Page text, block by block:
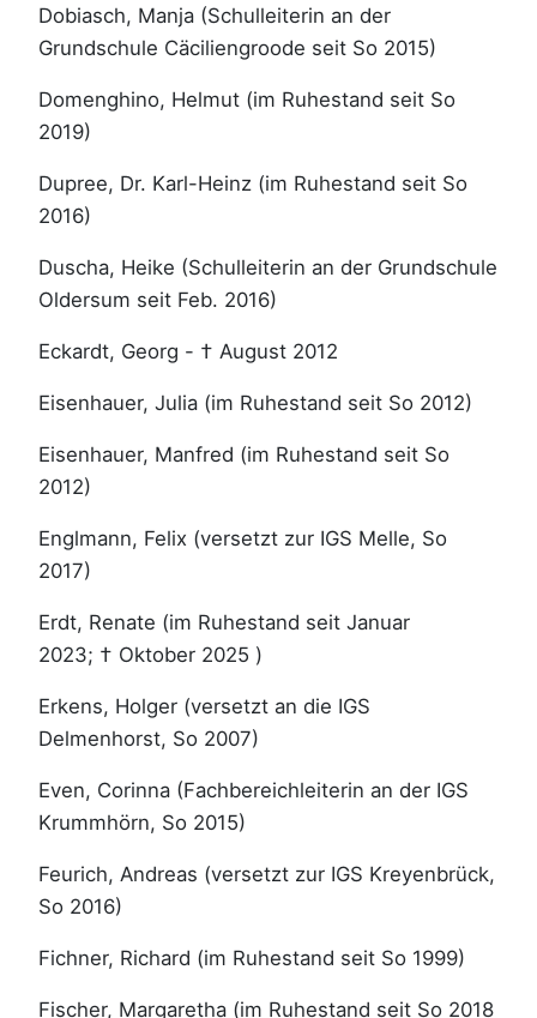
Dobiasch, Manja (Schulleiterin an der
Grundschule Cäciliengroode seit So 2015)
Domenghino, Helmut (im Ruhestand seit So
2019)
Dupree, Dr. Karl-Heinz (im Ruhestand seit So
2016)
Duscha, Heike (Schulleiterin an der Grundschule
Oldersum seit Feb. 2016)
Eckardt, Georg - † August 2012
Eisenhauer, Julia (im Ruhestand seit So 2012)
Eisenhauer, Manfred (im Ruhestand seit So
2012)
Englmann, Felix (versetzt zur IGS Melle, So
2017)
Erdt, Renate (im Ruhestand seit Januar
2023; † Oktober 2025 )
Erkens, Holger (versetzt an die IGS
Delmenhorst, So 2007)
Even, Corinna (Fachbereichleiterin an der IGS
Krummhörn, So 2015)
Feurich, Andreas (versetzt zur IGS Kreyenbrück,
So 2016)
Fichner, Richard (im Ruhestand seit So 1999)
Fischer, Margaretha (im Ruhestand seit So 2018